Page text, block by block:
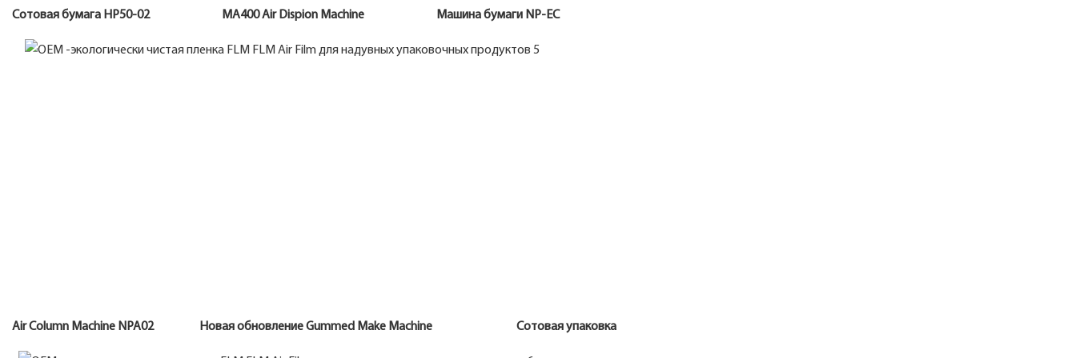
Сотовая бумага HP50-02 MA400 Air Dispion Machine Машина бумаги NP-EC
Air Column Machine NPA02 Новая обновление Gummed Make Machine Сотовая упаковка